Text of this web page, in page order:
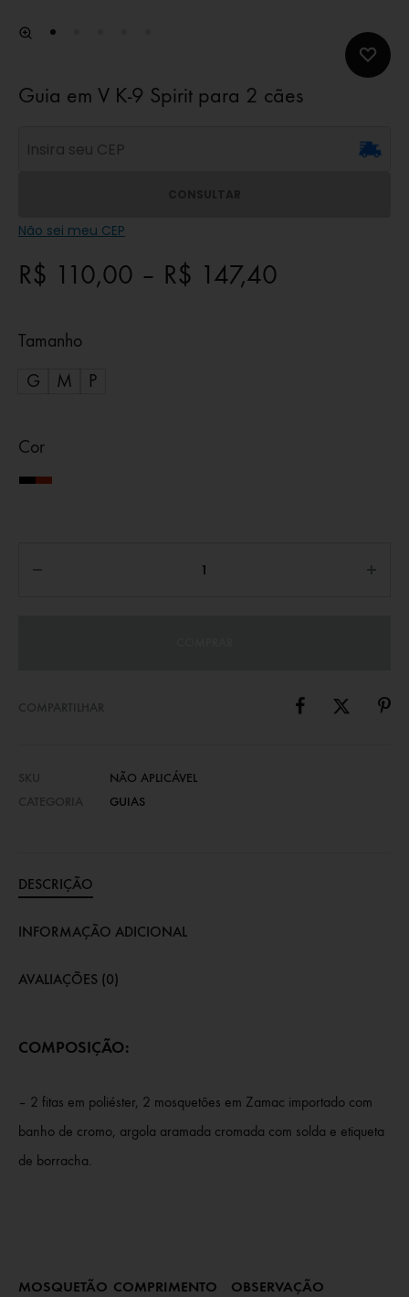
Guia em V K-9 Spirit para 2 cães
Não sei meu CEP
R$ 110,00 – R$ 147,40
Tamanho
G
M P
Cor
COMPARTILHAR
SKU
NÃO APLICÁVEL
CATEGORIA
GUIAS
DESCRIÇÃO
INFORMAÇÃO ADICIONAL
AVALIAÇÕES (0)
COMPOSIÇÃO:
– 2 fitas em poliéster, 2 mosquetões em Zamac importado com
banho de cromo, argola aramada cromada com solda e etiqueta
de borracha.
MOSQUETÃO COMPRIMENTO OBSERVAÇÃO